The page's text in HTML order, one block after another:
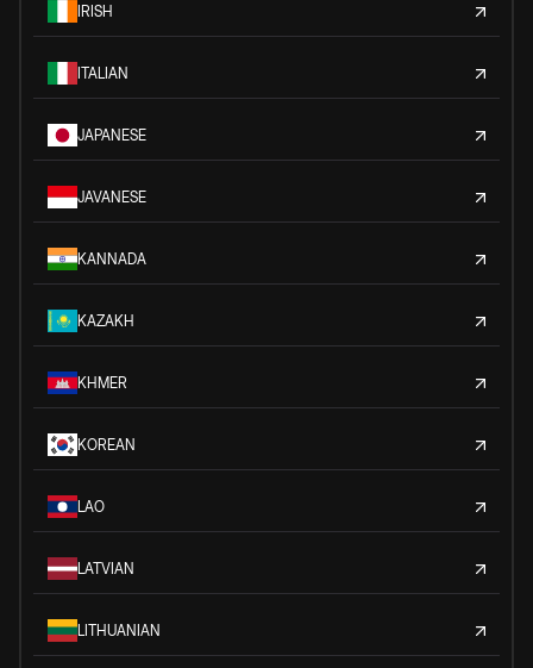
IRISH
ITALIAN
JAPANESE
JAVANESE
KANNADA
KAZAKH
KHMER
KOREAN
LAO
LATVIAN
LITHUANIAN